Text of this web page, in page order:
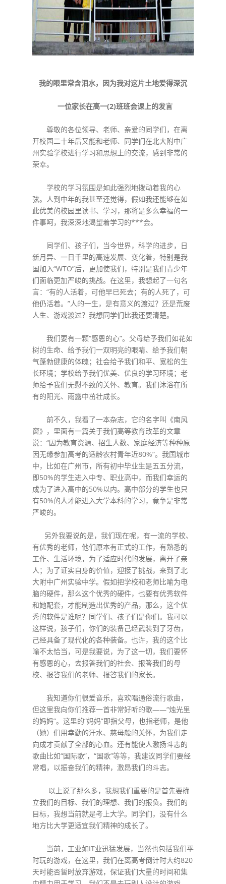
我的眼里常含泪水，因为我对这片土地爱得深沉
一位家长在高一(2)班班会课上的发言
尊敬的各位领导、老师、亲爱的同学们，在离
开校园二十年后又能和老师、同学们在北大附中广
州实验学校进行学习和思想上的交流，感到非常的
荣幸。
学校的学习氛围是如此强烈地拨动着我的心
弦。人到中年的我甚至还觉得，假如我还能够在如
此优美的校园里读书、学习，那将是多么幸福的一
件事呵，我深深地渴望着学习的***会。
同学们、孩子们，当今世界，科学的进步，日
新月异、一日千里的高速发展、变化着，特别是我
国加入“WTO”后，更加使我们，特别是我们青少年
们面临更加严峻的挑战。在这里，我想起了一句名
言：“有的人活着，可他早已死去；有的人死了，可
他仍活着。”人的一生，是有意义的渡过？还是荒废
人生、游戏渡过？我想同学们比我还要清楚。
我们要有一颗“感恩的心”。父母给予我们如花如
树的生命、给予我们一双明亮的眼睛、给予我们朝
气蓬勃健康的体魄；社会给予我们和平、宽松的生
长环境；学校给予我们优美、优良的学习环境；老
师给予我们无慰不致的关怀、教育。我们沐浴在所
有的阳光、雨露中茁壮成长。
前不久，我看了一本杂志，它的名字叫《南风
窗》，里面有一篇关于我们高等教育改革的文章
说：“因为教育资源、招生人数、家庭经济等种种原
因无缘参加高考的适龄农村青年近80%”。我国城市
中，比如在广州市，所有初中毕业生是五五分流，
即50%的学生进入中专、职业高中，而我们幸运的
成为了进入高中的50%以内。高中部分的学生也只
有50%的人才能进入大学本科的学习，竟争是非常
严峻的。
另外我要说的是，我们现在呢，有一流的学校、
有优秀的老师，他们原本有正式的工作，有熟悉的
工作、生活环境，为了适应时代的发展，离开了亲
人；为了证实自身的价值，迎接了挑战，来到了北
大附中广州实验中学。假如把学校和老师比喻为电
脑的硬件，那么这个优秀的硬件，也要有优秀软件
和她配套，才能制造出优秀的产品，那么，这个优
秀的软件是谁呢？同学们、孩子们是你们。我可以
这样说，孩子们，你们的装备己经武装到了牙齿，
己经具备了现代化的各种装备。也许，我的这个比
喻不太恰当，可是我要说，为了这一切，我们要怀
有感恩的心，去报答我们的社会、报答我们的母
校、报答我们的老师、报答我们的家长。
我知道你们很爱音乐，喜欢唱通俗流行歌曲，
但这里我向你们推荐一首非常好听的歌——“烛光里
的妈妈”。这里的“妈妈”即指父母，也指老师，是他
（她）们用幸勤的汗水、慈母般的关怀，为我们走
向成才贡献了全部的心血。还有能使人激扬斗志的
歌曲比如“国际歌”，“国歌”等等，我建议同学们要经
常唱，以振奋我们的精神，激昂我们的斗志。
以上说了那么多，我想我们重要的是首先要确
立我们的目标、我们的理想、我们的报负。我们的
目标，我想当前就是考上大学。同学们，没有什么
地方比大学更适宜我们精神的成长了。
当前，工业如IT业迅猛发展，当然也包括我们平
时玩的游戏，在这里，我们在离高考倒计时大约820
天时能否暂时放弃游戏，保证我们大量的时间和集